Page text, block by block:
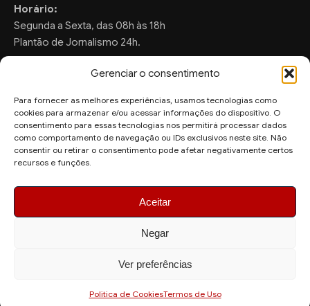
Gerenciar o consentimento
Para fornecer as melhores experiências, usamos tecnologias como
cookies para armazenar e/ou acessar informações do dispositivo. O
consentimento para essas tecnologias nos permitirá processar dados
como comportamento de navegação ou IDs exclusivos neste site. Não
consentir ou retirar o consentimento pode afetar negativamente certos
recursos e funções.
Aceitar
Negar
Ver preferências
Politica de CookiesTermos de Uso
Horário:
Segunda a Sexta, das 08h às 18h
Plantão de Jornalismo 24h.
FALE CONOSCO
Sugestões de Pauta:
ronaldo.valentim150@gmail.com
© 2026 AquiAgora - Todos os direitos reservados.